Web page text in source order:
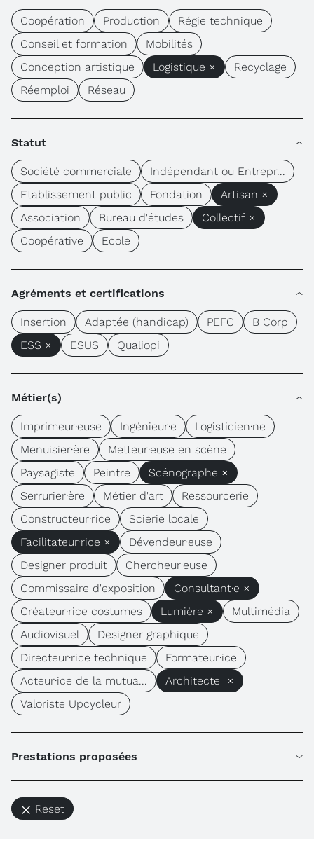
Coopération Production
Régie technique
Conseil et formation
Mobilités
Conception artistique
Logistique ×
Recyclage
Réemploi
Réseau
Statut
Société commerciale
Indépendant ou Entrepr...
Etablissement public
Fondation
Artisan ×
Association
Bureau d'études
Collectif ×
Coopérative
Ecole
Agréments et certifications
Insertion Adaptée (handicap) PEFC
B Corp
ESS ×
ESUS Qualiopi
Métier(s)
Imprimeur·euse Ingénieur·e
Logisticien·ne
Menuisier·ère
Metteur·euse en scène
Paysagiste
Peintre
Scénographe ×
Serrurier·ère
Métier d'art
Ressourcerie
Constructeur·rice
Scierie locale
Facilitateur·rice ×
Dévendeur·euse
Designer produit
Chercheur·euse
Commissaire d'exposition
Consultant·e ×
Créateur·rice costumes
Lumière ×
Multimédia
Audiovisuel
Designer graphique
Directeur·rice technique
Formateur·ice
Acteur·ice de la mutua...
Architecte ×
Valoriste Upcycleur
Prestations proposées
Reset